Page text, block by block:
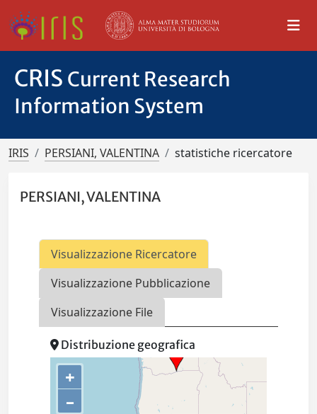
CRIS Current Research
Information System
IRIS PERSIANI, VALENTINA statistiche ricercatore
PERSIANI, VALENTINA
Visualizzazione Ricercatore
Visualizzazione Pubblicazione
Visualizzazione File
Distribuzione geografica
+
–